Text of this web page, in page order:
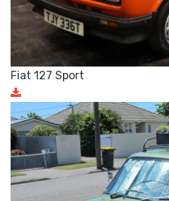
Fiat 127 Sport